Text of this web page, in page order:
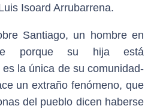
Isoard Arrubarrena.
Santiago, un hombre en
porque su hija está
la única de su comunidad-
un extraño fenómeno, que
del pueblo dicen haberse